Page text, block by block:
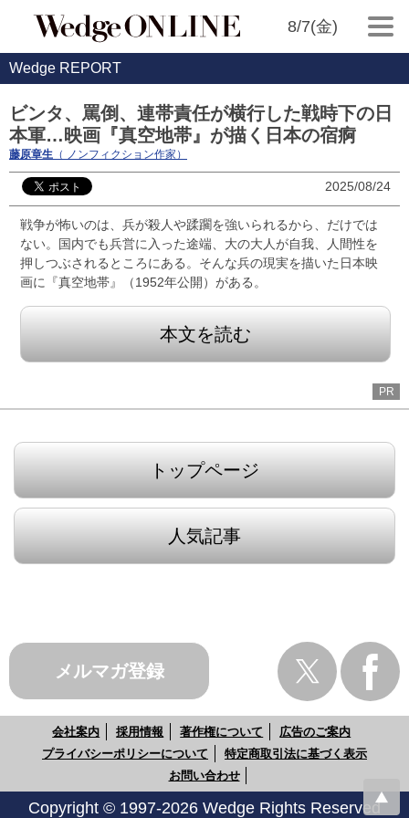
8/7(金)
Wedge REPORT
ビンタ、罵倒、連帯責任が横行した戦時下の日
本軍…映画『真空地帯』が描く日本の宿痾
藤原章生 （ ノンフィクション作家）
2025/08/24
戦争が怖いのは、兵が殺人や蹂躙を強いられるから、だけでは
ない。国内でも兵営に入った途端、大の大人が自我、人間性を
押しつぶされるところにある。そんな兵の現実を描いた日本映
画に『真空地帯』（1952年公開）がある。
本文を読む
PR
トップページ
人気記事
メルマガ登録
会社案内 採用情報 著作権について
広告のご案内
プライバシーポリシーについて
特定商取引法に基づく表示
お問い合わせ
Copyright © 1997-2026 Wedge Rights Reserved